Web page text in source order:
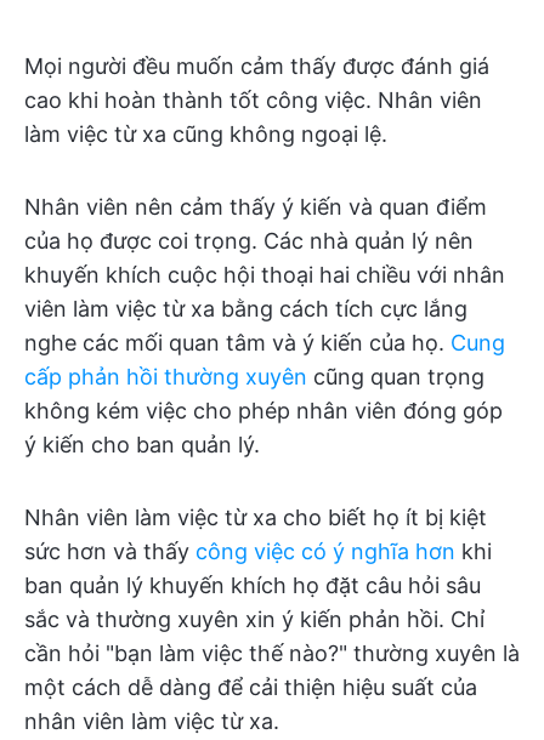
Mọi người đều muốn cảm thấy được đánh giá
cao khi hoàn thành tốt công việc. Nhân viên
làm việc từ xa cũng không ngoại lệ.
Nhân viên nên cảm thấy ý kiến và quan điểm
của họ được coi trọng. Các nhà quản lý nên
khuyến khích cuộc hội thoại hai chiều với nhân
viên làm việc từ xa bằng cách tích cực lắng
nghe các mối quan tâm và ý kiến của họ. Cung
cấp phản hồi thường xuyên cũng quan trọng
không kém việc cho phép nhân viên đóng góp
ý kiến cho ban quản lý.
Nhân viên làm việc từ xa cho biết họ ít bị kiệt
sức hơn và thấy công việc có ý nghĩa hơn khi
ban quản lý khuyến khích họ đặt câu hỏi sâu
sắc và thường xuyên xin ý kiến phản hồi. Chỉ
cần hỏi "bạn làm việc thế nào?" thường xuyên là
một cách dễ dàng để cải thiện hiệu suất của
nhân viên làm việc từ xa.